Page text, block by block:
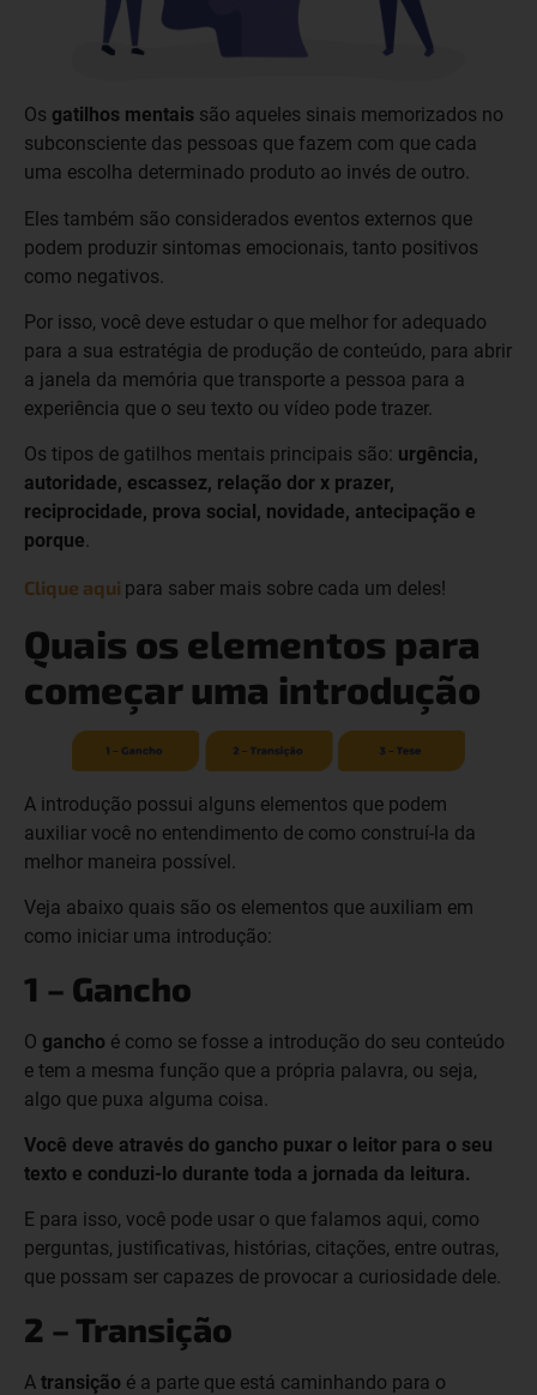
Os gatilhos mentais são aqueles sinais memorizados no
subconsciente das pessoas que fazem com que cada
uma escolha determinado produto ao invés de outro.
Eles também são considerados eventos externos que
podem produzir sintomas emocionais, tanto positivos
como negativos.
Por isso, você deve estudar o que melhor for adequado
para a sua estratégia de produção de conteúdo, para abrir
a janela da memória que transporte a pessoa para a
experiência que o seu texto ou vídeo pode trazer.
Os tipos de gatilhos mentais principais são: urgência,
autoridade, escassez, relação dor x prazer,
reciprocidade, prova social, novidade, antecipação e
porque.
Clique aqui para saber mais sobre cada um deles!
Quais os elementos para
começar uma introdução
A introdução possui alguns elementos que podem
auxiliar você no entendimento de como construí-la da
melhor maneira possível.
Veja abaixo quais são os elementos que auxiliam em
como iniciar uma introdução:
1 – Gancho
O gancho é como se fosse a introdução do seu conteúdo
e tem a mesma função que a própria palavra, ou seja,
algo que puxa alguma coisa.
Você deve através do gancho puxar o leitor para o seu
texto e conduzi-lo durante toda a jornada da leitura.
E para isso, você pode usar o que falamos aqui, como
perguntas, justificativas, histórias, citações, entre outras,
que possam ser capazes de provocar a curiosidade dele.
2 – Transição
A transição é a parte que está caminhando para o